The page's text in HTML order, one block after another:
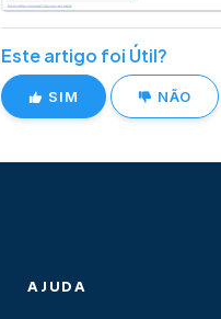
Este artigo foi Útil?
SIM NÃO
AJUDA